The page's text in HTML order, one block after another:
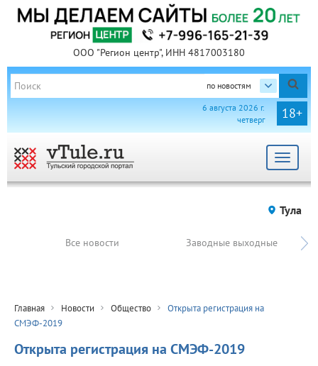
ООО "Регион центр", ИНН 4817003180
по новостям
18+
6 августа 2026 г.
четверг
Toggle
Тула
Все новости Заводные выходные
Главная Новости Общество
Открыта регистрация на
СМЭФ-2019
Открыта регистрация на СМЭФ-2019